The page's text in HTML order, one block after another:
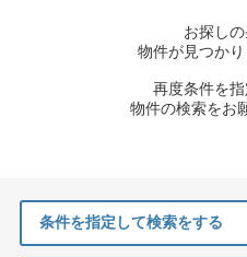
お探し
物件が見つかり
再度条件を
物件の検索をお
条件を指定して検索をする